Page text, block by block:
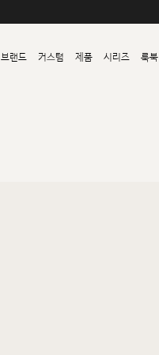
브랜드 커스텀 제품 시리즈 룩북